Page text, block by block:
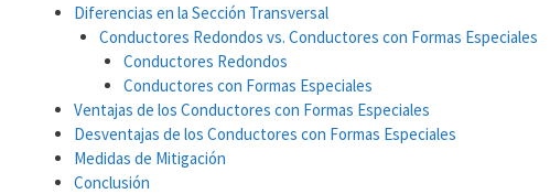
Diferencias en la Sección Transversal
Conductores Redondos vs. Conductores con Formas Especiales
Conductores Redondos
Conductores con Formas Especiales
Ventajas de los Conductores con Formas Especiales
Desventajas de los Conductores con Formas Especiales
Medidas de Mitigación
Conclusión